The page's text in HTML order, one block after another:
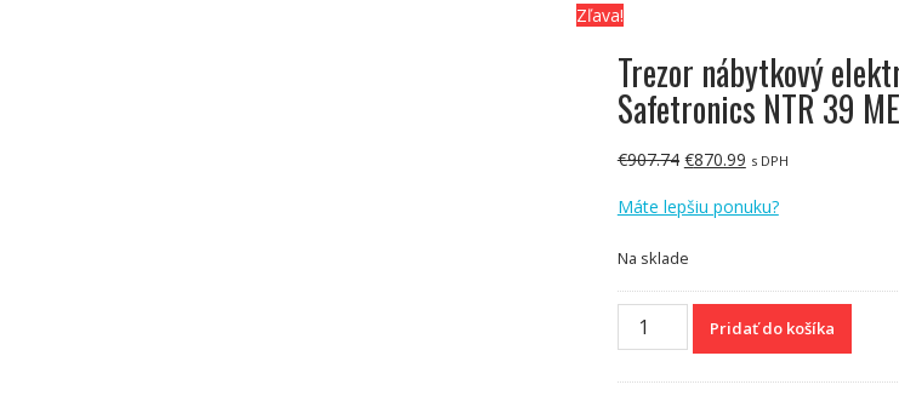
Zľava!
Trezor nábytkový
Safetronics NTR 39 ME
€907.74 Pôvodná
bola:
€870.99Aktuálna
je:
s DPH
Máte lepšiu ponuku?
Na sklade
množstvo
Pridať do košíka